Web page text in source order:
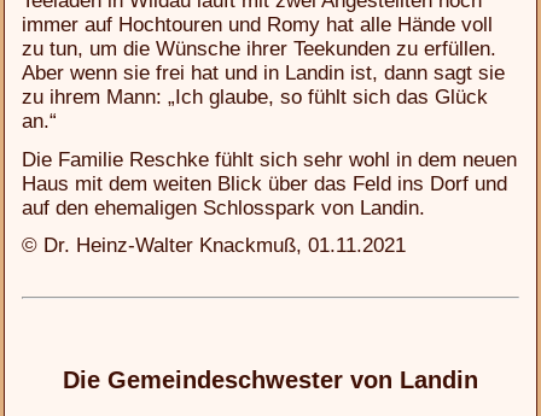
immer auf Hochtouren und Romy hat alle Hände voll
zu tun, um die Wünsche ihrer Teekunden zu erfüllen.
Aber wenn sie frei hat und in Landin ist, dann sagt sie
zu ihrem Mann: „Ich glaube, so fühlt sich das Glück
an.“
Die Familie Reschke fühlt sich sehr wohl in dem neuen
Haus mit dem weiten Blick über das Feld ins Dorf und
auf den ehemaligen Schlosspark von Landin.
© Dr. Heinz-Walter Knackmuß, 01.11.2021
Die Gemeindeschwester von Landin